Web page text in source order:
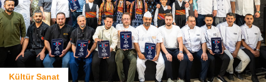
Kültür Sanat